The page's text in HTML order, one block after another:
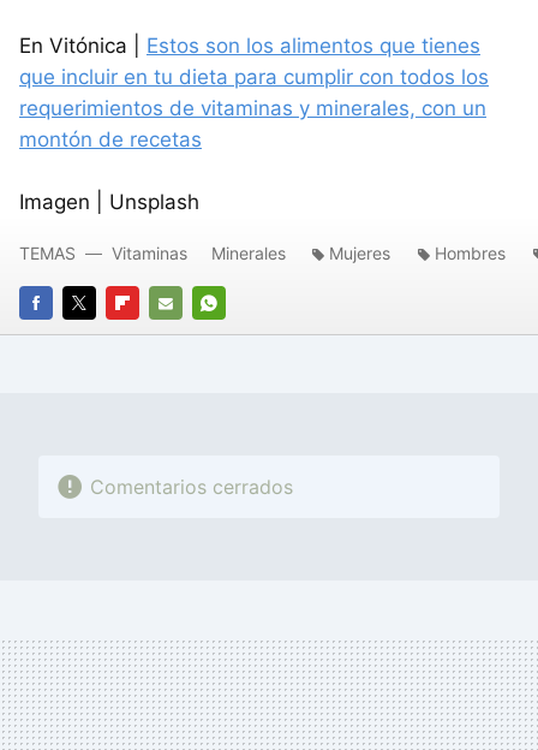
En Vitónica | Estos son los alimentos que tienes
que incluir en tu dieta para cumplir con todos los
requerimientos de vitaminas y minerales, con un
montón de recetas
Imagen | Unsplash
FACEBOOK
TWITTERFLIPBOARD
E-
WHATSAPP
TEMAS Vitaminas Minerales Mujeres Hombres
Comentarios cerrados